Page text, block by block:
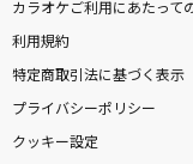
カラオケご利用にあたって
利用規約
特定商取引法に基づく表示
プライバシーポリシー
クッキー設定